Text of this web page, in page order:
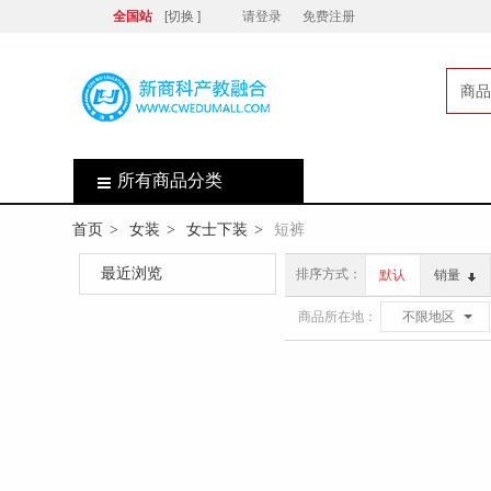
全国站 [切换 ] 请登录 免费注册
商品
所有商品分类
首页 > 女装 > 女士下装 > 短裤
最近浏览 排序方式： 默认 销量
商品所在地： 不限地区